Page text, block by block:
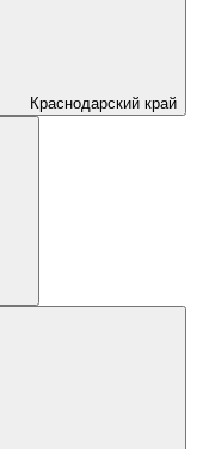
Краснодарский край